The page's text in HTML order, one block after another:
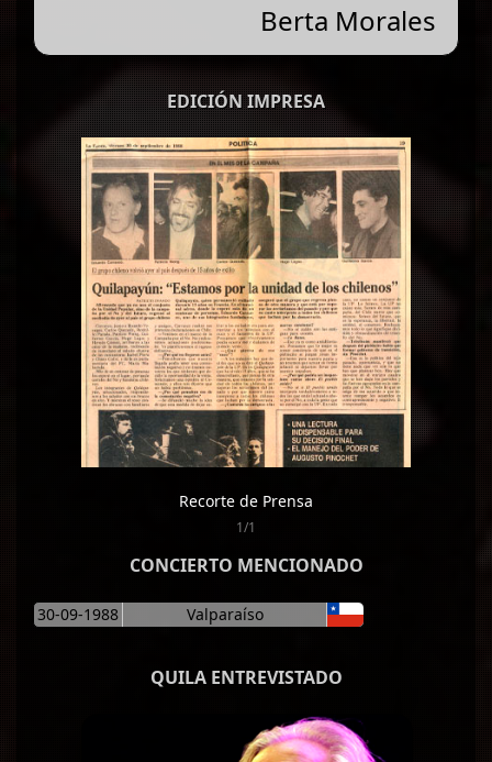
Berta Morales
EDICIÓN IMPRESA
Recorte de Prensa
1/1
CONCIERTO MENCIONADO
30-09-1988 Valparaíso
QUILA ENTREVISTADO